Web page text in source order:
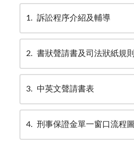
1 訴訟程序介紹及輔導
2 書狀聲請書及司法狀紙規則
3 中英文聲請書表
4 刑事保證金單一窗口流程圖